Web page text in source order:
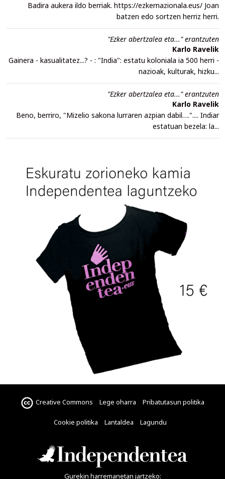
Badira aukera ildo berriak. https://ezkernazionala.eus/ Joan
batzen edo sortzen herriz herri.
"Ezker abertzalea eta..." erantzuten
Karlo Ravelik
Gainera - kasualitatez...? - : "India": estatu koloniala ia 500 herri -
nazioak, kulturak, hizku...
"Ezker abertzalea eta..." erantzuten
Karlo Ravelik
Beno, berriro, "Mizelio sakona lurraren azpian dabil….".... Indiar
estatuan bezela: la...
Creative Commons Lege oharra Pribatutasun politika
Cookie politika Lantaldea Lagundu
Gurekin harremanetan jartzeko: